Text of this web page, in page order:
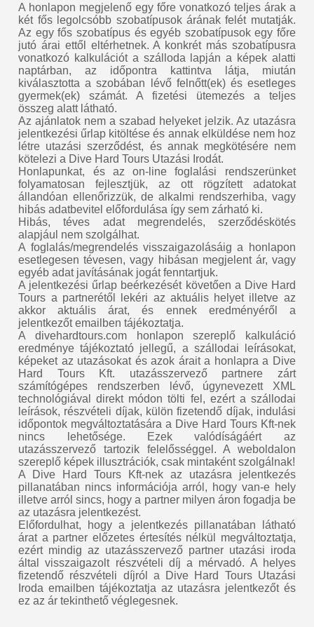
A honlapon megjelenő egy főre vonatkozó teljes árak a
két fős legolcsóbb szobatípusok árának felét mutatják.
Az egy fős szobatípus és egyéb szobatípusok egy főre
jutó árai ettől eltérhetnek. A konkrét más szobatípusra
vonatkozó kalkulációt a szálloda lapján a képek alatti
naptárban, az időpontra kattintva látja, miután
kiválasztotta a szobában lévő felnőtt(ek) és esetleges
gyermek(ek) számát. A fizetési ütemezés a teljes
összeg alatt látható.
Az ajánlatok nem a szabad helyeket jelzik. Az utazásra
jelentkezési űrlap kitöltése és annak elküldése nem hoz
létre utazási szerződést, és annak megkötésére nem
kötelezi a Dive Hard Tours Utazási Irodát.
Honlapunkat, és az on-line foglalási rendszerünket
folyamatosan fejlesztjük, az ott rögzített adatokat
állandóan ellenőrizzük, de alkalmi rendszerhiba, vagy
hibás adatbevitel előfordulása így sem zárható ki.
Hibás, téves adat megrendelés, szerződéskötés
alapjául nem szolgálhat.
A foglalás/megrendelés visszaigazolásáig a honlapon
esetlegesen tévesen, vagy hibásan megjelent ár, vagy
egyéb adat javításának jogát fenntartjuk.
A jelentkezési űrlap beérkezését követően a Dive Hard
Tours a partnerétől lekéri az aktuális helyet illetve az
akkor aktuális árat, és ennek eredményéről a
jelentkezőt emailben tájékoztatja.
A divehardtours.com honlapon szereplő kalkuláció
eredménye tájékoztató jellegű, a szállodai leírásokat,
képeket az utazásokat és azok árait a honlapra a Dive
Hard Tours Kft. utazásszervező partnere zárt
számítógépes rendszerben lévő, úgynevezett XML
technológiával direkt módon tölti fel, ezért a szállodai
leírások, részvételi díjak, külön fizetendő díjak, indulási
időpontok megváltoztatására a Dive Hard Tours Kft-nek
nincs lehetősége. Ezek valódíságáért az
utazásszervező tartozik felelősséggel. A weboldalon
szereplő képek illusztrációk, csak mintaként szolgálnak!
A Dive Hard Tours Kft-nek az utazásra jelentkezés
pillanatában nincs információja arról, hogy van-e hely
illetve arról sincs, hogy a partner milyen áron fogadja be
az utazásra jelentkezést.
Előfordulhat, hogy a jelentkezés pillanatában látható
árat a partner előzetes értesítés nélkül megváltoztatja,
ezért mindig az utazásszervező partner utazási iroda
által visszaigazolt részvételi díj a mérvadó. A helyes
fizetendő részvételi díjról a Dive Hard Tours Utazási
Iroda emailben tájékoztatja az utazásra jelentkezőt és
ez az ár tekinthető véglegesnek.